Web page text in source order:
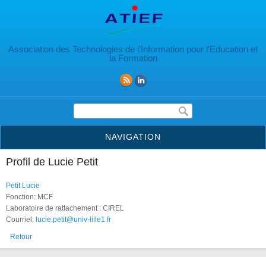
Association des Technologies de l’Information pour l’Education et
la Formation
Formulaire de recherche
NAVIGATION
Profil de Lucie Petit
Petit Lucie
Fonction: MCF
Laboratoire de rattachement : CIREL
Courriel: lucie.petit@univ-lille1.fr
Retour